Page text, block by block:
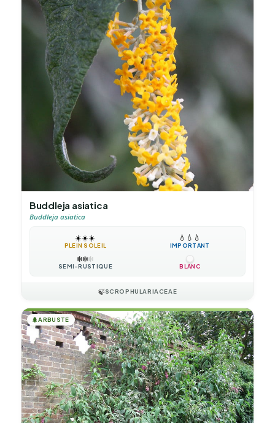
Buddleja asiatica
Buddleja asiatica
☀️☀️☀️
PLEIN SOLEIL
💧 💧 💧
IMPORTANT
❄️❄️❄️
SEMI-RUSTIQUE BLANC
🍃SCROPHULARIACEAE
🌲ARBUSTE